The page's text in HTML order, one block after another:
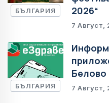
БЪЛГАРИЯ
2026“
7 Август,
БЪЛГАРИЯ
Белово
7 Август,